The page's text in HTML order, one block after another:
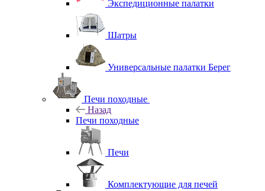
Экспедиционные палатки
Шатры
Универсальные палатки Берег
Печи походные
Назад
Печи походные
Печи
Комплектующие для печей